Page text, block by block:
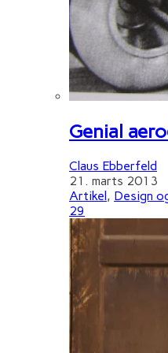
Genial
Claus Ebberfeld
21. marts 2013
Artikel, Design
29